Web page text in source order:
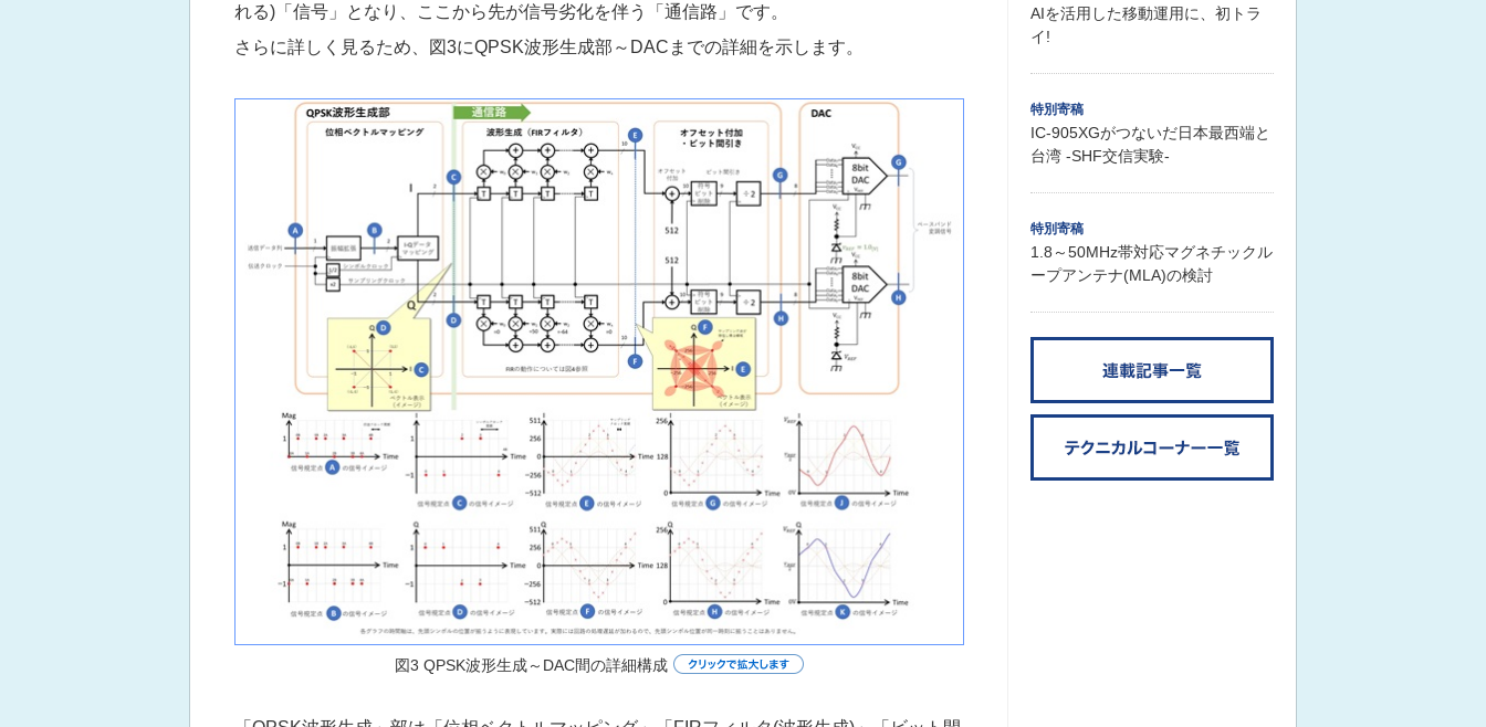
れる)「信号」となり、ここから先が信号劣化を伴う「通信路」です。
さらに詳しく見るため、図3にQPSK波形生成部～DACまでの詳細を示します。
図3 QPSK波形生成～DAC間の詳細構成
AIを活用した移動運用に、初トラ
イ!
特別寄稿
IC-905XGがつないだ日本最西端と
台湾 -SHF交信実験-
特別寄稿
1.8～50MHz帯対応マグネチックル
ープアンテナ(MLA)の検討